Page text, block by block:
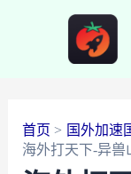
首页
国外加速
海外打天下-异兽